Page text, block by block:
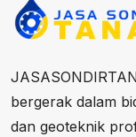
bergerak dalam
dan geoteknik